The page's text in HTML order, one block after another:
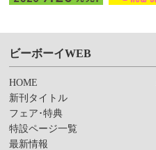
ビーボーイWEB
HOME
新刊タイトル
フェア･特典
特設ページ一覧
最新情報